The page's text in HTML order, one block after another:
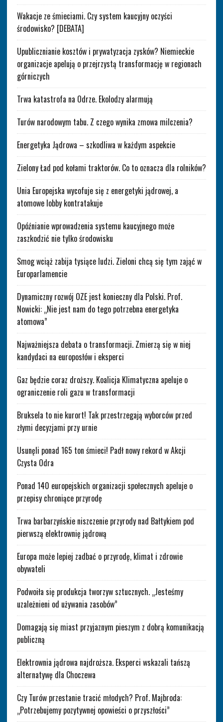
Wakacje ze śmieciami. Czy system kaucyjny oczyści
środowisko? [DEBATA]
Upublicznianie kosztów i prywatyzacja zysków? Niemieckie
organizacje apelują o przejrzystą transformację w regionach
górniczych
Trwa katastrofa na Odrze. Ekolodzy alarmują
Turów narodowym tabu. Z czego wynika zmowa milczenia?
Energetyka Jądrowa – szkodliwa w każdym aspekcie
Zielony Ład pod kołami traktorów. Co to oznacza dla rolników?
Unia Europejska wycofuje się z energetyki jądrowej, a
atomowe lobby kontratakuje
Opóźnianie wprowadzenia systemu kaucyjnego może
zaszkodzić nie tylko środowisku
Smog wciąż zabija tysiące ludzi. Zieloni chcą się tym zająć w
Europarlamencie
Dynamiczny rozwój OZE jest konieczny dla Polski. Prof.
Nowicki: „Nie jest nam do tego potrzebna energetyka
atomowa”
Najważniejsza debata o transformacji. Zmierzą się w niej
kandydaci na europosłów i eksperci
Gaz będzie coraz droższy. Koalicja Klimatyczna apeluje o
ograniczenie roli gazu w transformacji
Bruksela to nie kurort! Tak przestrzegają wyborców przed
złymi decyzjami przy urnie
Usunęli ponad 165 ton śmieci! Padł nowy rekord w Akcji
Czysta Odra
Ponad 140 europejskich organizacji społecznych apeluje o
przepisy chroniące przyrodę
Trwa barbarzyńskie niszczenie przyrody nad Bałtykiem pod
pierwszą elektrownię jądrową
Europa może lepiej zadbać o przyrodę, klimat i zdrowie
obywateli
Podwoiła się produkcja tworzyw sztucznych. „Jesteśmy
uzależnieni od używania zasobów”
Domagają się miast przyjaznym pieszym z dobrą komunikacją
publiczną
Elektrownia jądrowa najdroższa. Eksperci wskazali tańszą
alternatywę dla Choczewa
Czy Turów przestanie tracić młodych? Prof. Majbroda:
„Potrzebujemy pozytywnej opowieści o przyszłości”